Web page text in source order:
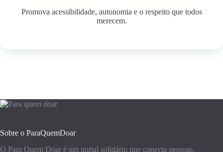
Promova acessibilidade, autonomia e o respeito que todos
merecem.
Sobre o ParaQuemDoar
O Para Quem Doar é um portal solidário que conecta pessoas,